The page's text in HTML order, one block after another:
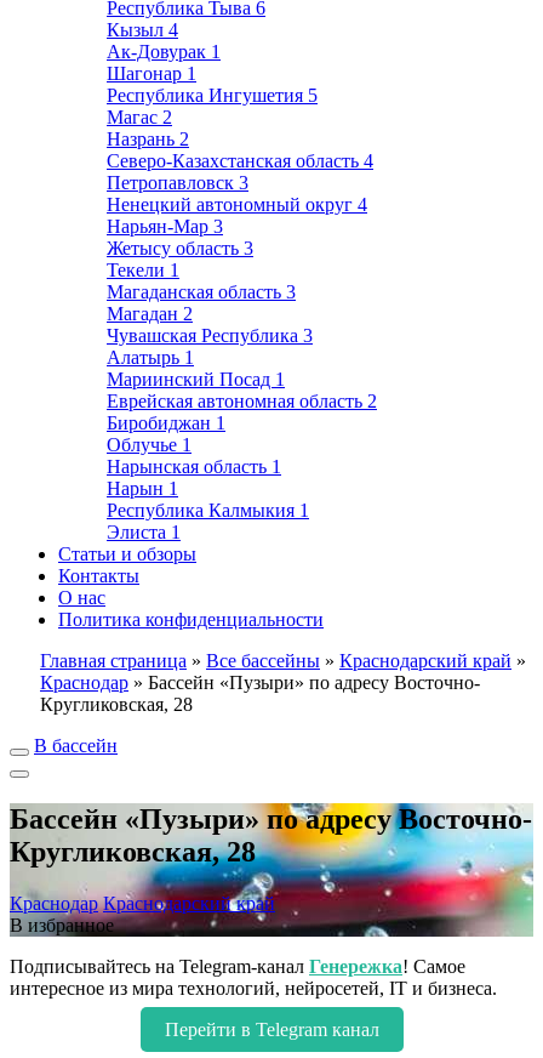
Республика Тыва 6
Кызыл 4
Ак-Довурак 1
Шагонар 1
Республика Ингушетия 5
Магас 2
Назрань 2
Северо-Казахстанская область 4
Петропавловск 3
Ненецкий автономный округ 4
Нарьян-Мар 3
Жетысу область 3
Текели 1
Магаданская область 3
Магадан 2
Чувашская Республика 3
Алатырь 1
Мариинский Посад 1
Еврейская автономная область 2
Биробиджан 1
Облучье 1
Нарынская область 1
Нарын 1
Республика Калмыкия 1
Элиста 1
Статьи и обзоры
Контакты
О нас
Политика конфиденциальности
Главная страница » Все бассейны » Краснодарский край »
Краснодар » Бассейн «Пузыри» по адресу Восточно-
Кругликовская, 28
В бассейн
Бассейн «Пузыри» по адресу Восточно-
Кругликовская, 28
Краснодар Краснодарский край
В избранное
Подписывайтесь на Telegram-канал Генережка! Самое
интересное из мира технологий, нейросетей, IT и бизнеса.
Перейти в Telegram канал